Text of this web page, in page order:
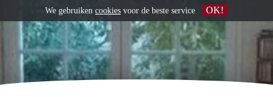
We gebruiken cookies voor de beste service OK!